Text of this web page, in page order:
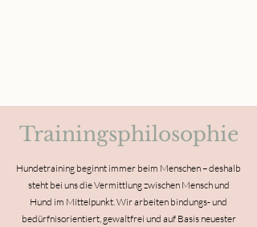
Trainingsphilosophie
Hundetraining beginnt immer beim Menschen – deshalb
steht bei uns die Vermittlung zwischen Mensch und
Hund im Mittelpunkt. Wir arbeiten bindungs- und
bedürfnisorientiert, gewaltfrei und auf Basis neuester